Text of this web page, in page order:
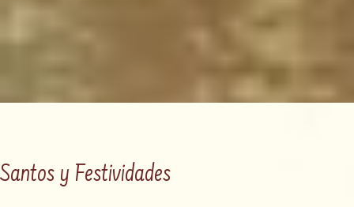
Santos y Festividades